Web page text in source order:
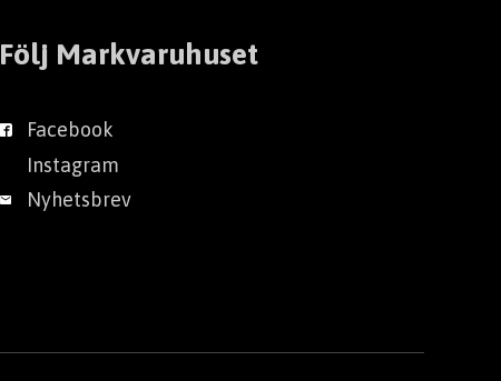
Följ Markvaruhuset
Facebook
Instagram
Nyhetsbrev